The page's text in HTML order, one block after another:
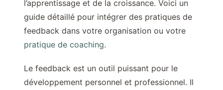
l’apprentissage et de la croissance. Voici un
guide détaillé pour intégrer des pratiques de
feedback dans votre organisation ou votre
pratique de coaching.
Le feedback est un outil puissant pour le
développement personnel et professionnel. Il